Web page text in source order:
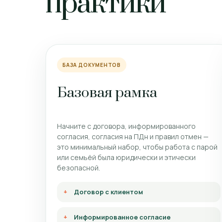
БАЗА ДОКУМЕНТОВ
Базовая рамка
Начните с договора, информированного
согласия, согласия на ПДн и правил отмен —
это минимальный набор, чтобы работа с парой
или семьёй была юридически и этически
безопасной.
Договор с клиентом
Информированное согласие